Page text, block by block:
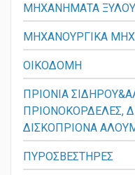
ΜΗΧΑΝΗΜΑΤΑ
ΜΗΧΑΝΟΥΡΓΙΚΑ
ΟΙΚΟΔΟΜΗ
ΠΡΙΟΝΙΑ
ΠΡΙΟΝΟΚΟΡΔΕΛΕΣ,
ΔΙΣΚΟΠΡΙΟΝΑ
ΠΥΡΟΣΒΕΣΤΗΡΕΣ